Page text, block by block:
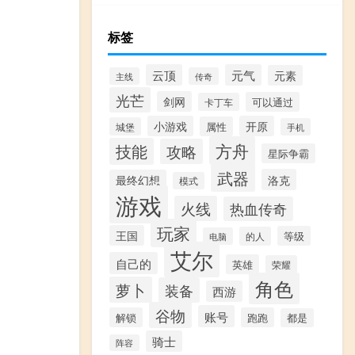
标签
主线 云顶 传奇 元气 元素
光芒 剑网 卡丁车 可以通过
城堡 小游戏 属性 开原 手机
技能 攻略 方舟 星际争霸
最终幻想 模式 武器 洛克
游戏 火线 热血传奇
王国 玩家 电脑 的人 等级
自己的 艾尔 英雄 荣耀
萝卜 装备 西游 角色
解锁 谷物 账号 跑跑 都是
阵容 骑士